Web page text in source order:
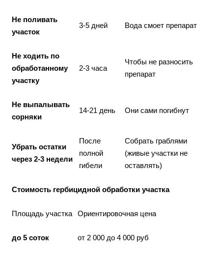
Не поливать
участок
3-5 дней Вода смоет препарат
Не ходить по
обработанному
участку
2-3 часа
Чтобы не разносить
препарат
Не выпалывать
сорняки
14-21 день Они сами погибнут
Убрать остатки
через 2-3 недели
После
полной
гибели
Собрать граблями
(живые участки не
оставлять)
Стоимость гербицидной обработки участка
Площадь участка Ориентировочная цена
до 5 соток от 2 000 до 4 000 руб